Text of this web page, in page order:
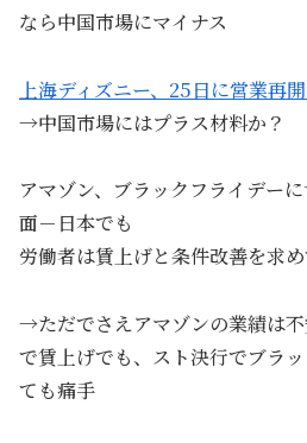
なら中国市場にマイナス
上海ディズニー、25日に営業再
→中国市場にはプラス材料か？
アマゾン、ブラックフライデー
面－日本でも
労働者は賃上げと条件改善を求
→ただでさえアマゾンの業績は
で賃上げでも、スト決行でブラ
ても痛手